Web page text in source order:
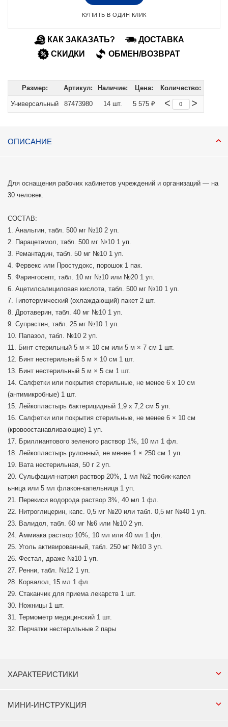
КУПИТЬ В ОДИН КЛИК
КАК ЗАКАЗАТЬ?
ДОСТАВКА
СКИДКИ
ОБМЕН/ВОЗВРАТ
Размер: Артикул: Наличие: Цена: Количество:
Универсальный 87473980 14 шт. 5 575 ₽ < >
ОПИСАНИЕ
Для оснащения рабочих кабинетов учреждений и организаций — на
30 человек.
СОСТАВ:
1. Анальгин, табл. 500 мг №10 2 уп.
2. Парацетамол, табл. 500 мг №10 1 уп.
3. Ремантадин, табл. 50 мг №10 1 уп.
4. Фервекс или Простудокс, порошок 1 пак.
5. Фарингосепт, табл. 10 мг №10 или №20 1 уп.
6. Ацетилсалициловая кислота, табл. 500 мг №10 1 уп.
7. Гипотермический (охлаждающий) пакет 2 шт.
8. Дротаверин, табл. 40 мг №10 1 уп.
9. Супрастин, табл. 25 мг №10 1 уп.
10. Папазол, табл. №10 2 уп.
11. Бинт стерильный 5 м × 10 см или 5 м × 7 см 1 шт.
12. Бинт нестерильный 5 м × 10 см 1 шт.
13. Бинт нестерильный 5 м × 5 см 1 шт.
14. Салфетки или покрытия стерильные, не менее 6 x 10 см
(антимикробные) 1 шт.
15. Лейкопластырь бактерицидный 1,9 x 7,2 см 5 уп.
16. Салфетки или покрытия стерильные, не менее 6 × 10 см
(кровоостанавливающие) 1 уп.
17. Бриллиантового зеленого раствор 1%, 10 мл 1 фл.
18. Лейкопластырь рулонный, не менее 1 × 250 см 1 уп.
19. Вата нестерильная, 50 г 2 уп.
20. Сульфацил-натрия раствор 20%, 1 мл №2 тюбик-капел
ьница или 5 мл флакон-капельница 1 уп.
21. Перекиси водорода раствор 3%, 40 мл 1 фл.
22. Нитроглицерин, капс. 0,5 мг №20 или табл. 0,5 мг №40 1 уп.
23. Валидол, табл. 60 мг №6 или №10 2 уп.
24. Аммиака раствор 10%, 10 мл или 40 мл 1 фл.
25. Уголь активированный, табл. 250 мг №10 3 уп.
26. Фестал, драже №10 1 уп.
27. Ренни, табл. №12 1 уп.
28. Корвалол, 15 мл 1 фл.
29. Стаканчик для приема лекарств 1 шт.
30. Ножницы 1 шт.
31. Термометр медицинский 1 шт.
32. Перчатки нестерильные 2 пары
ХАРАКТЕРИСТИКИ
МИНИ-ИНСТРУКЦИЯ